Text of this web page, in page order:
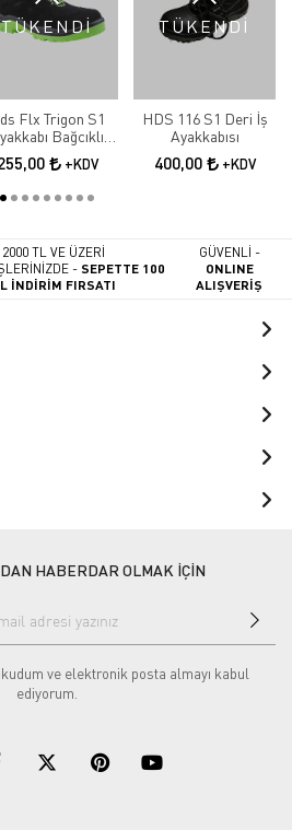
TÜKENDİ
Flx Trigon S1
Bağcıklı
İş Ayakkabısı
+KDV
TÜKENDİ
HDS 116 S1 Deri İş
Ayakkabısı
400,00 +KDV
2000 TL VE ÜZERİ
-SEPETTE 100
İNDİRİM FIRSATI
GÜVENLİ -
ONLINE
ALIŞVERİŞ
HABERDAR OLMAK İÇİN
ve elektronik posta almayı kabul
ediyorum.